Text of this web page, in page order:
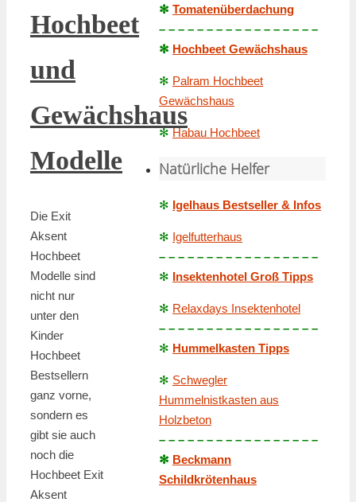
Hochbeet
und
Gewächshaus
Modelle
Die Exit
Aksent
Hochbeet
Modelle sind
nicht nur
unter den
Kinder
Hochbeet
Bestsellern
ganz vorne,
sondern es
gibt sie auch
noch die
Hochbeet Exit
Aksent
✻ Tomatenüberdachung
– – – – – – – – – – – – – – – – –
✻ Hochbeet Gewächshaus
✻ Palram Hochbeet
Gewächshaus
✻ Habau Hochbeet
Natürliche Helfer
✻ Igelhaus Bestseller & Infos
✻ Igelfutterhaus
– – – – – – – – – – – – – – – – –
✻ Insektenhotel Groß Tipps
✻ Relaxdays Insektenhotel
– – – – – – – – – – – – – – – – –
✻ Hummelkasten Tipps
✻ Schwegler
Hummelnistkasten aus
Holzbeton
– – – – – – – – – – – – – – – – –
✻ Beckmann
Schildkrötenhaus